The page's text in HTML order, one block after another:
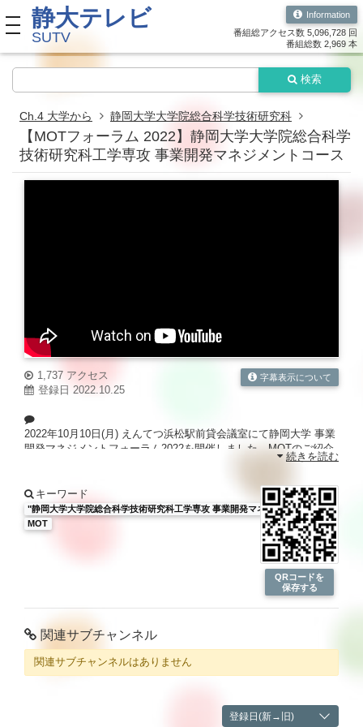
toggle navigation
静大テレビ
SUTV
Information
番組総アクセス数 5,096,728 回
番組総数 2,969 本
検索
Ch.4 大学から 静岡大学大学院総合科学技術研究科
【MOTフォーラム 2022】静岡大学大学院総合科学
技術研究科工学専攻 事業開発マネジメントコース
1,737 アクセス
登録日 2022.10.25
字幕表示について
2022年10月10日(月) えんてつ浜松駅前貸会議室にて静岡大学 事業
開発マネジメントフォーラム2022を開催しました。MOTのご紹介
静大TVhttp://sutv.shizuoka.ac.jp/
続きを読む
キーワード
"静岡大学大学院総合科学技術研究科工学専攻 事業開発マネジメントコース"
MOT
QRコードを
保存する
関連サブチャンネル
関連サブチャンネルはありません
登録日(新→旧)